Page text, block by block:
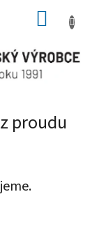
proudu